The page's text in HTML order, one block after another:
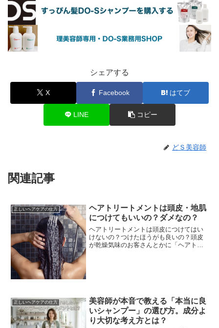
シェアする
X Facebook はてブ
LINE コピー
どＳ美容師
関連記事
正しいヘアケアの仕方
ヘアトリートメントは頭皮・地肌
につけてもいいの？ダメなの？
ヘアトリートメントは頭皮につけてはい
けないの？つけたほうがも良いの？頭皮
が乾燥気味のお客さんとかに「ヘアトリ
正しいヘアケアの仕方
美容師が本音で教える「本当に良
いシャンプー」の選び方。成分よ
り大切な考え方とは？